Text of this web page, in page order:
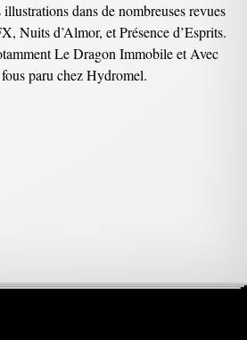
dans de nombreuses revues
Nuits d’Almor, et Présence d’Esprits.
Le Dragon Immobile et Avec
paru chez Hydromel.